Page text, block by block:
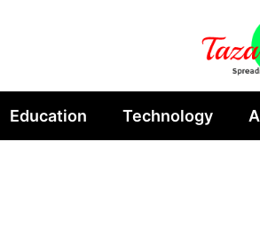
Education Technology